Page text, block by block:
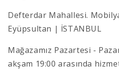
Defterdar Mahallesi.
Eyüpsultan | İSTANBUL
Mağazamız Pazartesi -
akşam 19:00 arasında